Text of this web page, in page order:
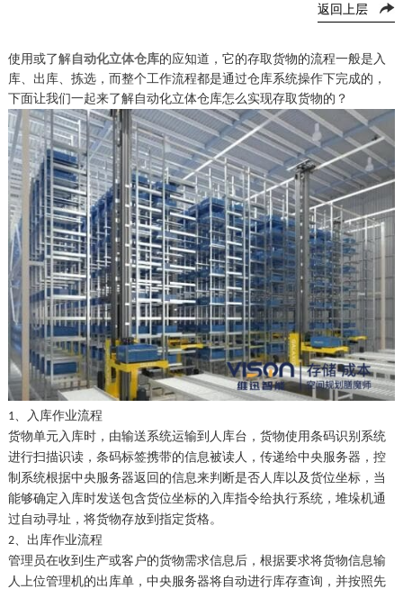
式
返回上层
使用或了解自动化立体仓库的应知道，它的存取货物的流程一般是入
库、出库、拣选，而整个工作流程都是通过仓库系统操作下完成的，
下面让我们一起来了解自动化立体仓库怎么实现存取货物的？
1 、入库作业流程
货物单元入库时，由输送系统运输到人库台，货物使用条码识别系统
进行扫描识读，条码标签携带的信息被读人，传递给中央服务器，控
制系统根据中央服务器返回的信息来判断是否人库以及货位坐标，当
能够确定入库时发送包含货位坐标的入库指令给执行系统，堆垛机通
过自动寻址，将货物存放到指定货格。
2、出库作业流程
管理员在收到生产或客户的货物需求信息后，根据要求将货物信息输
人上位管理机的出库单，中央服务器将自动进行库存查询，并按照先